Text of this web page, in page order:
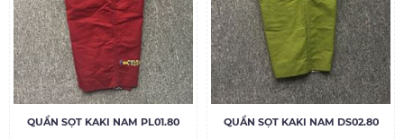
QUẦN SỌT KAKI NAM PL01.80 QUẦN SỌT KAKI NAM DS02.80